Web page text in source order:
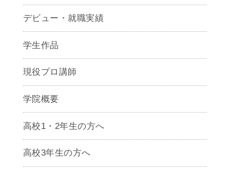
デビュー・就職実績
学生作品
現役プロ講師
学院概要
高校1・2年生の方へ
高校3年生の方へ